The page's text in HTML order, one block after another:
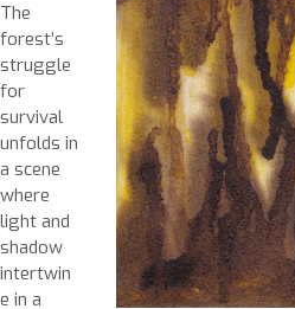
The
forest’s
struggle
for
survival
unfolds in
a scene
where
light and
shadow
intertwin
e in a